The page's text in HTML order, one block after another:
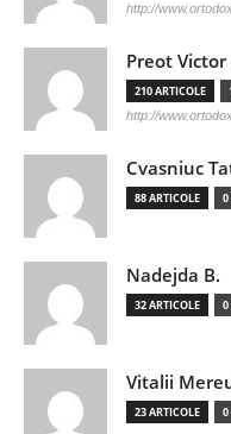
http://
Preot
210 ARTICOLE
http://
Cvasniuc
88 ARTICOLE 0
Nadejda B.
32 ARTICOLE 0
Vitalii
23 ARTICOLE 0